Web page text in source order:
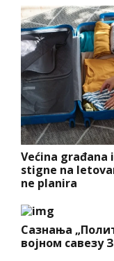
Većina građana
stigne na
ne planira
Сазнања
војном савезу